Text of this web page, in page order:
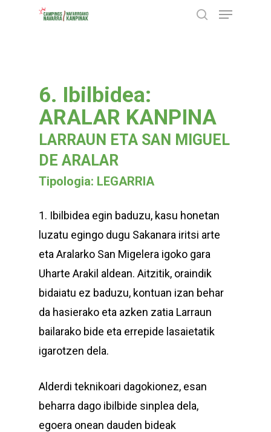
Menu
6. Ibilbidea:
ARALAR KANPINA
LARRAUN ETA SAN MIGUEL
DE ARALAR
Tipologia: LEGARRIA
1. Ibilbidea egin baduzu, kasu honetan
luzatu egingo dugu Sakanara iritsi arte
eta Aralarko San Migelera igoko gara
Uharte Arakil aldean. Aitzitik, oraindik
bidaiatu ez baduzu, kontuan izan behar
da hasierako eta azken zatia Larraun
bailarako bide eta errepide lasaietatik
igarotzen dela.
Alderdi teknikoari dagokionez, esan
beharra dago ibilbide sinplea dela,
egoera onean dauden bideak